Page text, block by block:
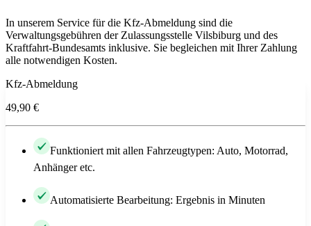
In unserem Service für die Kfz-Abmeldung sind die
Verwaltungsgebühren der Zulassungsstelle Vilsbiburg und des
Kraftfahrt-Bundesamts inklusive. Sie begleichen mit Ihrer Zahlung
alle notwendigen Kosten.
Kfz-Abmeldung
49,90 €
Funktioniert mit allen Fahrzeugtypen: Auto, Motorrad,
Anhänger etc.
Automatisierte Bearbeitung: Ergebnis in Minuten